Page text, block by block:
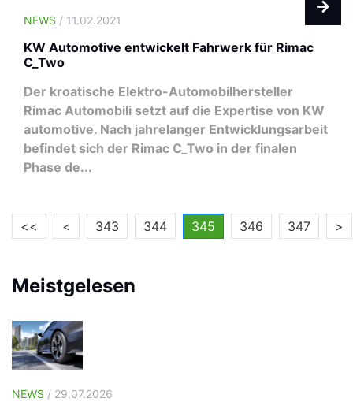
NEWS / 11.02.2021
KW Automotive entwickelt Fahrwerk für Rimac
C_Two
Der kroatische Elektro-Automobilhersteller
Rimac Automobili setzt auf die Expertise von KW
automotive. Nach jahrelanger Entwicklungsarbeit
befindet sich der Rimac C_Two in der finalen
Phase de...
<< < 343 344 345 346 347 >
Meistgelesen
NEWS / 29.07.2026